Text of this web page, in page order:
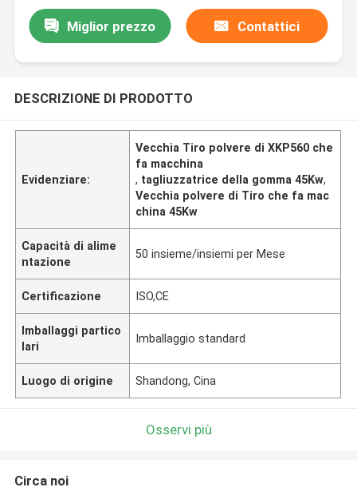
Miglior prezzo Contattici
DESCRIZIONE DI PRODOTTO
Evidenziare:
Vecchia Tiro polvere di XKP560 che
fa macchina
, tagliuzzatrice della gomma 45Kw,
Vecchia polvere di Tiro che fa mac
china 45Kw
Capacità di alime
ntazione
50 insieme/insiemi per Mese
Certificazione ISO,CE
Imballaggi partico
lari
Imballaggio standard
Luogo di origine Shandong, Cina
Osservi più
Circa noi